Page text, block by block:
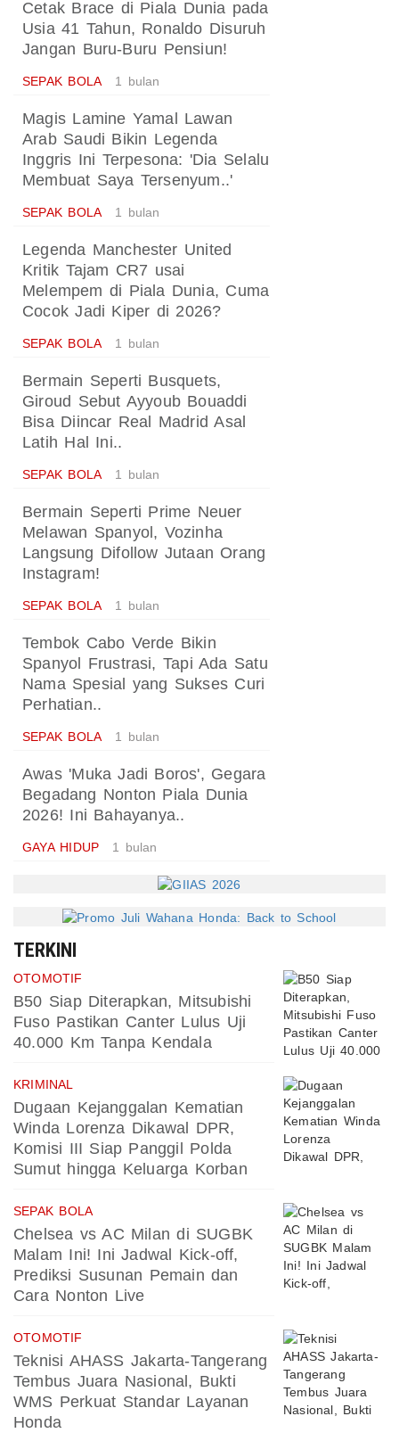
Cetak Brace di Piala Dunia pada
Usia 41 Tahun, Ronaldo Disuruh
Jangan Buru-Buru Pensiun!
SEPAK BOLA 1 bulan
Magis Lamine Yamal Lawan
Arab Saudi Bikin Legenda
Inggris Ini Terpesona: 'Dia Selalu
Membuat Saya Tersenyum..'
SEPAK BOLA 1 bulan
Legenda Manchester United
Kritik Tajam CR7 usai
Melempem di Piala Dunia, Cuma
Cocok Jadi Kiper di 2026?
SEPAK BOLA 1 bulan
Bermain Seperti Busquets,
Giroud Sebut Ayyoub Bouaddi
Bisa Diincar Real Madrid Asal
Latih Hal Ini..
SEPAK BOLA 1 bulan
Bermain Seperti Prime Neuer
Melawan Spanyol, Vozinha
Langsung Difollow Jutaan Orang
Instagram!
SEPAK BOLA 1 bulan
Tembok Cabo Verde Bikin
Spanyol Frustrasi, Tapi Ada Satu
Nama Spesial yang Sukses Curi
Perhatian..
SEPAK BOLA 1 bulan
Awas 'Muka Jadi Boros', Gegara
Begadang Nonton Piala Dunia
2026! Ini Bahayanya..
GAYA HIDUP 1 bulan
TERKINI
OTOMOTIF
B50 Siap Diterapkan, Mitsubishi
Fuso Pastikan Canter Lulus Uji
40.000 Km Tanpa Kendala
KRIMINAL
Dugaan Kejanggalan Kematian
Winda Lorenza Dikawal DPR,
Komisi III Siap Panggil Polda
Sumut hingga Keluarga Korban
SEPAK BOLA
Chelsea vs AC Milan di SUGBK
Malam Ini! Ini Jadwal Kick-off,
Prediksi Susunan Pemain dan
Cara Nonton Live
OTOMOTIF
Teknisi AHASS Jakarta-Tangerang
Tembus Juara Nasional, Bukti
WMS Perkuat Standar Layanan
Honda